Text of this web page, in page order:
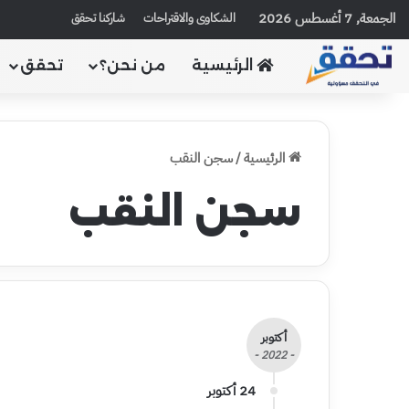
الجمعة, 7 أغسطس 2026 الشكاوى والاقتراحات شاركنا تحقق
الرئيسية من نحن؟ تحقق
الرئيسية/سجن النقب
سجن النقب
أكتوبر
- 2022 -
24 أكتوبر